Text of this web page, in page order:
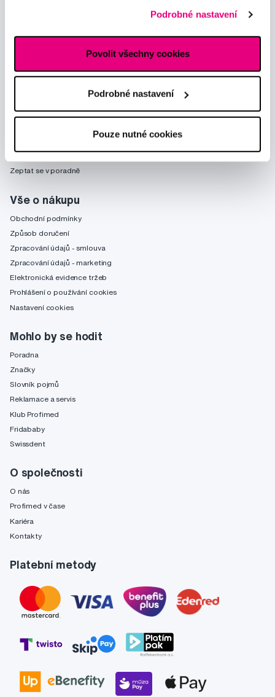
Podrobné nastavení
Povolit všechny cookies
Podrobné nastavení
Pouze nutné cookies
Zeptat se v poradně
Vše o nákupu
Obchodní podmínky
Způsob doručení
Zpracování údajů - smlouva
Zpracování údajů - marketing
Elektronická evidence tržeb
Prohlášení o používání cookies
Nastavení cookies
Mohlo by se hodit
Poradna
Značky
Slovník pojmů
Reklamace a servis
Klub Profimed
Fridababy
Swissdent
O společnosti
O nás
Profimed v čase
Kariéra
Kontakty
Platební metody